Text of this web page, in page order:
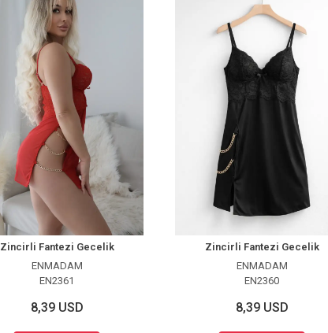
Zincirli Fantezi Gecelik
ENMADAM
EN2361
8,39 USD
Zincirli Fantezi Gecelik
ENMADAM
EN2360
8,39 USD